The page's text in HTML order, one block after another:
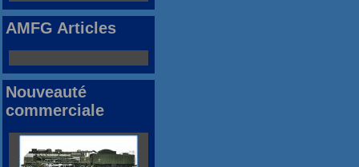
AMFG Articles
Nouveauté
commerciale